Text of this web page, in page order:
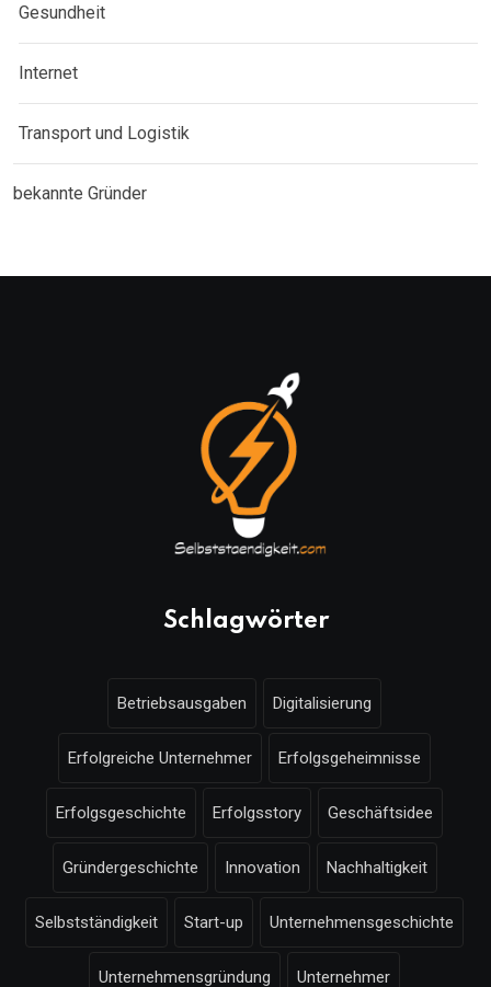
Gesundheit
Internet
Transport und Logistik
bekannte Gründer
Schlagwörter
Betriebsausgaben Digitalisierung
Erfolgreiche Unternehmer Erfolgsgeheimnisse
Erfolgsgeschichte Erfolgsstory Geschäftsidee
Gründergeschichte Innovation Nachhaltigkeit
Selbstständigkeit Start-up Unternehmensgeschichte
Unternehmensgründung Unternehmer